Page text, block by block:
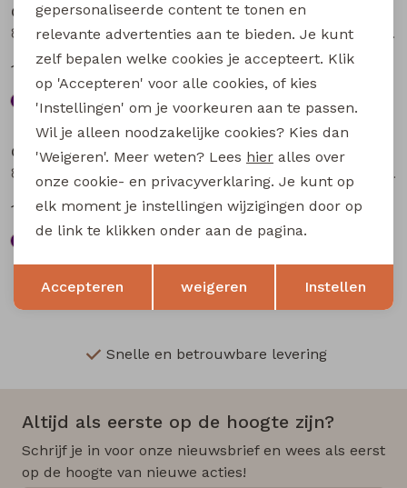
City Life
804848 W20013 dames Jurk Petrol
18,74
24,99
City Life
804275 W20019 dames Jurk Aubergine
14,99
19,99
Sale
City Life
14,99
19,99
City Life
804443 W20021 dames Jurk Marine
22,49 29,99
Snelle en betrouwbare levering
Altijd als eerste op de hoogte zijn?
Schrijf je in voor onze nieuwsbrief en wees als eerst
op de hoogte van nieuwe acties!
Terug Opslaan
gepersonaliseerde content te tonen en
relevante advertenties aan te bieden. Je kunt
zelf bepalen welke cookies je accepteert. Klik
op 'Accepteren' voor alle cookies, of kies
'Instellingen' om je voorkeuren aan te passen.
Wil je alleen noodzakelijke cookies? Kies dan
'Weigeren'. Meer weten? Lees hier alles over
onze cookie- en privacyverklaring. Je kunt op
elk moment je instellingen wijzigingen door op
de link te klikken onder aan de pagina.
Accepteren weigeren Instellen